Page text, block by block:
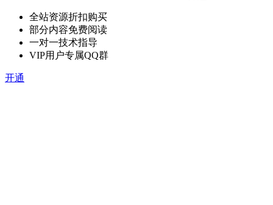
全站资源折扣购买
部分内容免费阅读
一对一技术指导
VIP用户专属QQ群
开通